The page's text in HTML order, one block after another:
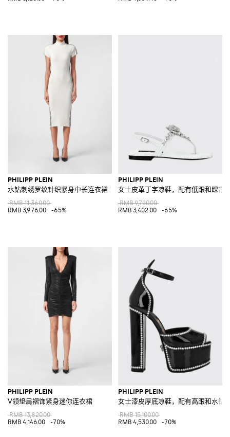
PHILIPP PLEIN
水钻刺绣罗纹针织紧身中长连衣裙
RMB 11,360.00
RMB 3,976.00
-65%
PHILIPP PLEIN
女士皮革丁字凉鞋，配有低跟和踝带
RMB 9,720.00
RMB 3,402.00
-65%
PHILIPP PLEIN
V领垫肩褶饰紧身迷你连衣裙
RMB 13,820.00
RMB 4,146.00
-70%
PHILIPP PLEIN
女士漆皮厚底凉鞋，配有高跟和水钻
RMB 15,100.00
RMB 4,530.00
-70%